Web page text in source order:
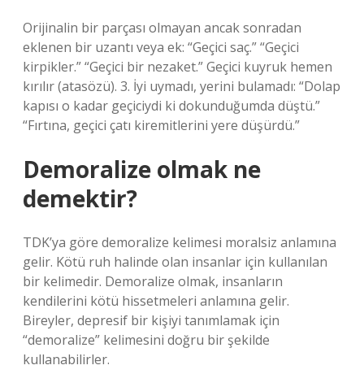
Orijinalin bir parçası olmayan ancak sonradan
eklenen bir uzantı veya ek: “Geçici saç.” “Geçici
kirpikler.” “Geçici bir nezaket.” Geçici kuyruk hemen
kırılır (atasözü). 3. İyi uymadı, yerini bulamadı: “Dolap
kapısı o kadar geçiciydi ki dokunduğumda düştü.”
“Fırtına, geçici çatı kiremitlerini yere düşürdü.”
Demoralize olmak ne
demektir?
TDK’ya göre demoralize kelimesi moralsiz anlamına
gelir. Kötü ruh halinde olan insanlar için kullanılan
bir kelimedir. Demoralize olmak, insanların
kendilerini kötü hissetmeleri anlamına gelir.
Bireyler, depresif bir kişiyi tanımlamak için
“demoralize” kelimesini doğru bir şekilde
kullanabilirler.